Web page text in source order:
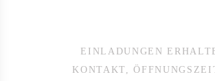
EINLADUNGEN
KONTAKT,